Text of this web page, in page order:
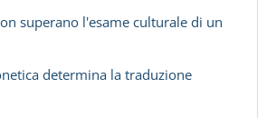
superano l'esame culturale di un
determina la traduzione